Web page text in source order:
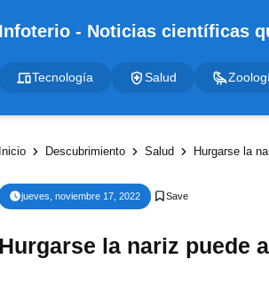
Tecnología Salud
Inicio Descubrimiento Salud Hurgarse la
jueves, noviembre 17, 2022
Hurgarse la nariz puede